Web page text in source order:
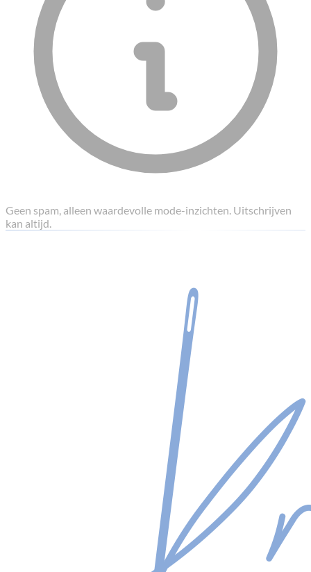
Geen spam, alleen waardevolle mode-inzichten. Uitschrijven
kan altijd.